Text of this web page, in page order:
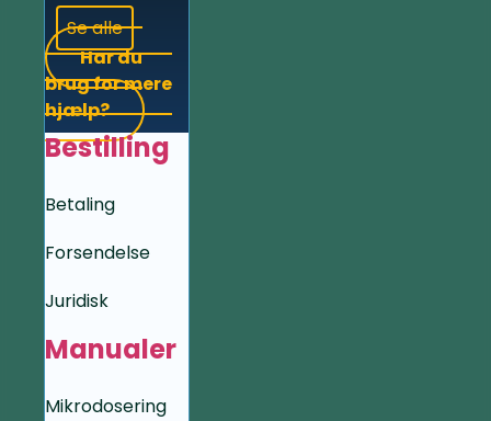
Se alle
Har du
brug for mere
hjælp?
Bestilling
Betaling
Forsendelse
Juridisk
Manualer
Mikrodosering